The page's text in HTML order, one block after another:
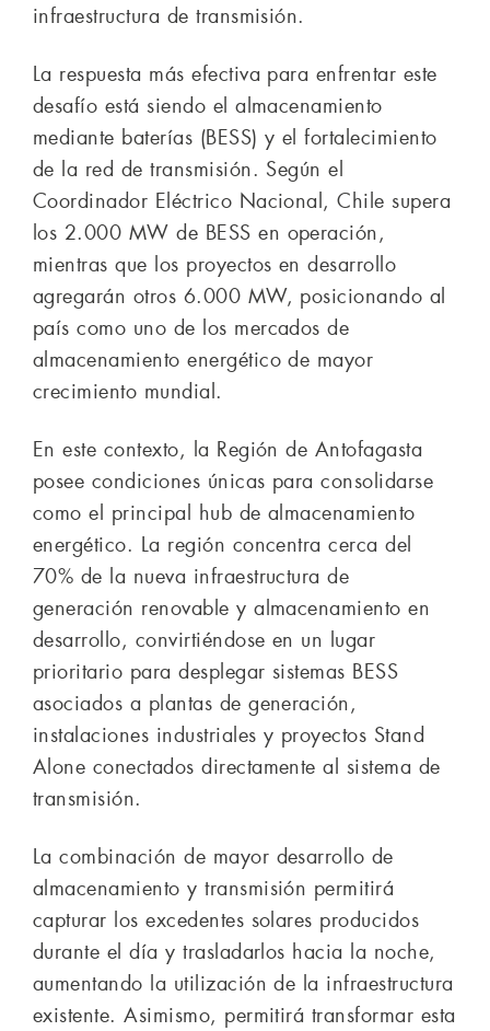
infraestructura de transmisión.
La respuesta más efectiva para enfrentar este
desafío está siendo el almacenamiento
mediante baterías (BESS) y el fortalecimiento
de la red de transmisión. Según el
Coordinador Eléctrico Nacional, Chile supera
los 2.000 MW de BESS en operación,
mientras que los proyectos en desarrollo
agregarán otros 6.000 MW, posicionando al
país como uno de los mercados de
almacenamiento energético de mayor
crecimiento mundial.
En este contexto, la Región de Antofagasta
posee condiciones únicas para consolidarse
como el principal hub de almacenamiento
energético. La región concentra cerca del
70% de la nueva infraestructura de
generación renovable y almacenamiento en
desarrollo, convirtiéndose en un lugar
prioritario para desplegar sistemas BESS
asociados a plantas de generación,
instalaciones industriales y proyectos Stand
Alone conectados directamente al sistema de
transmisión.
La combinación de mayor desarrollo de
almacenamiento y transmisión permitirá
capturar los excedentes solares producidos
durante el día y trasladarlos hacia la noche,
aumentando la utilización de la infraestructura
existente. Asimismo, permitirá transformar esta